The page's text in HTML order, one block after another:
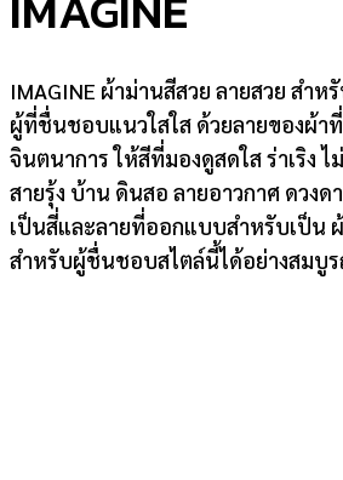
IMAGINE ผ้าม่านสีสวย ลายสวย สำ
ผู้ที่ชื่นชอบแนวใสใส ด้วยลายของผ้าที่
จินตนาการ ให้สีที่มองดูสดใส ร่าเริง
สายรุ้ง บ้าน ดินสอ ลายอาวกาศ ดวงด
เป็นสี่และลายที่ออกแบบสำหรับเป็น
สำหรับผู้ชื่นชอบสไตล์นี้ได้อย่างสมบู